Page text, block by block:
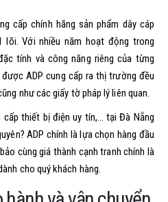
cấp chính hãng sản phẩm dây cáp
lõi. Với nhiều năm hoạt động trong
tính và công năng riêng của từng
ADP cung cấp ra thị trường đều
như các giấy tờ pháp lý liên quan.
thiết bị điện uy tín,… tại Đà Nẵng
ADP chính là lựa chọn hàng đầu
cùng giá thành cạnh tranh chính là
cho quý khách hàng.